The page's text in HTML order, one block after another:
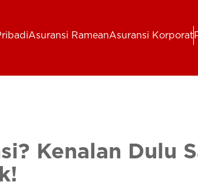
Asuransi RameanAsuransi Korporat
Kenalan Dulu